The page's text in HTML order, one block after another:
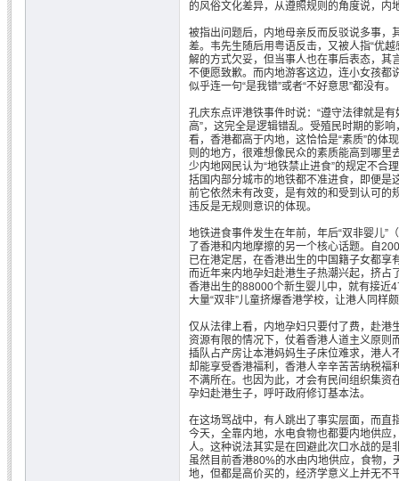
的风俗文化差异，从遵照规则的角度说，内
被指出问题后，内地母亲反而反驳说多事，
差。韦先生随后用粤语反击，又被人指“优
解的方式欠妥，但当事人也在事后表态，其
不便愿致歉。而内地游客这边，连小女孩都
似乎连一句“是我错”或者“不好意思”都没有。
孔庆东点评港铁事件时说：“遵守法律就是
高”，这完全是逻辑错乱。受殖民时期的影
看，香港都高于内地，这恰恰是“素质”的体
则的地方，很难想像民众的素质能高到哪里
少内地网民认为“地铁禁止进食”的规定不合
括国内部分城市的地铁都不准进食，即便是
前它依然未有改变，是有效的和受到认可的
违反是无规则意识的体现。
地铁进食事件发生在年前，年后“双非婴儿”
了香港和内地摩擦的另一个核心话题。自
已在港定居，在香港出生的中国籍子女都享
而近年来内地孕妇赴港生子热潮兴起，挤占
香港出生的88000个新生婴儿中，就有接近
大量“双非”儿童挤爆香港学校，让港人同样
仅从法律上看，内地孕妇只要付了费，赴港
资源有限的情况下，仗着香港人道主义原则
插队占产房让本港妈妈生子床位难求，港人
却能享受香港福利，香港人辛辛苦苦纳税福
不满所在。也因为此，才会有民间组织集资
孕妇赴港生子，呼吁政府修订基本法。
在这场骂战中，有人跳出了事实层面，而直
今天，全靠内地，水电食物也都要内地供应
人。这种说法其实是在回避此次口水战的是
虽然目前香港80%的水由内地供应，食物，
地，但都是高价买的，经济学意义上并无不